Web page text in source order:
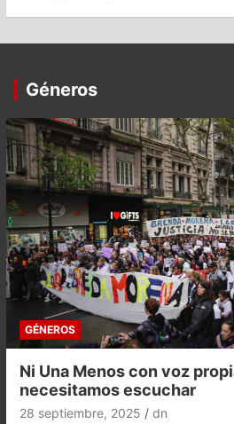
Géneros
GÉNEROS
Ni Una Menos con voz
necesitamos escuchar
28 septiembre, 2025 dn